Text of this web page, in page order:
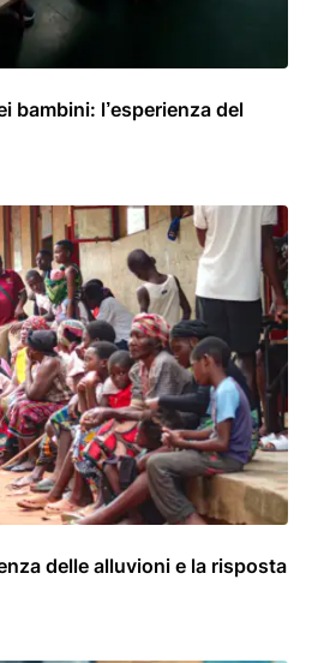
bambini: l’esperienza del
delle alluvioni e la risposta